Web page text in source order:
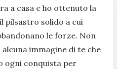
a casa e ho ottenuto la
pilsastro solido a cui
le forze. Non
immagine di te che
ogni conquista per